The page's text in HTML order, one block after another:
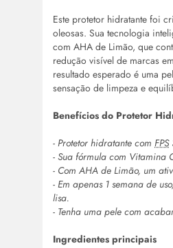
Este protetor hidratante foi
oleosas. Sua tecnologia
com AHA de Limão, que
redução visível de marcas
resultado esperado é uma
sensação de limpeza e
Benefícios do Protetor
- Protetor hidratante com FPS
- Sua fórmula com Vitamina
- Com AHA de Limão, um
- Em apenas 1 semana de
lisa.
- Tenha uma pele com
Ingredientes principais